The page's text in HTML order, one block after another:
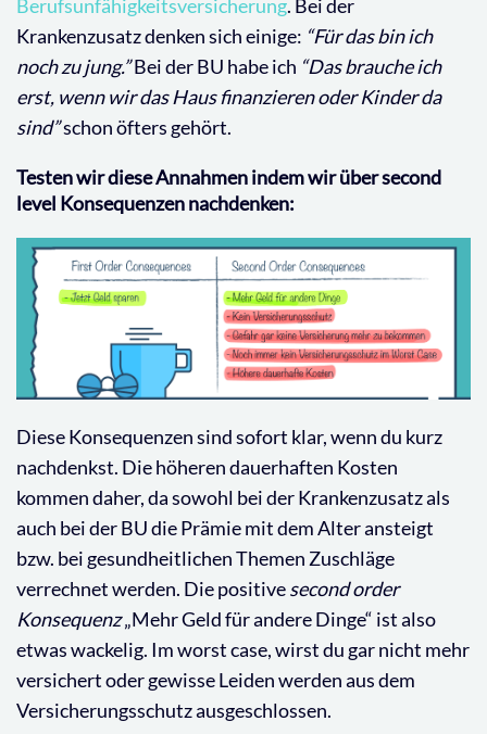
Berufsunfähigkeitsversicherung. Bei der
Krankenzusatz denken sich einige: “Für das bin ich
noch zu jung.”Bei der BU habe ich “Das brauche ich
erst, wenn wir das Haus finanzieren oder Kinder da
sind”schon öfters gehört.
Testen wir diese Annahmen indem wir über second
level Konsequenzen nachdenken:
Diese Konsequenzen sind sofort klar, wenn du kurz
nachdenkst. Die höheren dauerhaften Kosten
kommen daher, da sowohl bei der Krankenzusatz als
auch bei der BU die Prämie mit dem Alter ansteigt
bzw. bei gesundheitlichen Themen Zuschläge
verrechnet werden. Die positivesecond order
Konsequenz„Mehr Geld für andere Dinge“ ist also
etwas wackelig. Im worst case, wirst du gar nicht mehr
versichert oder gewisse Leiden werden aus dem
Versicherungsschutz ausgeschlossen.